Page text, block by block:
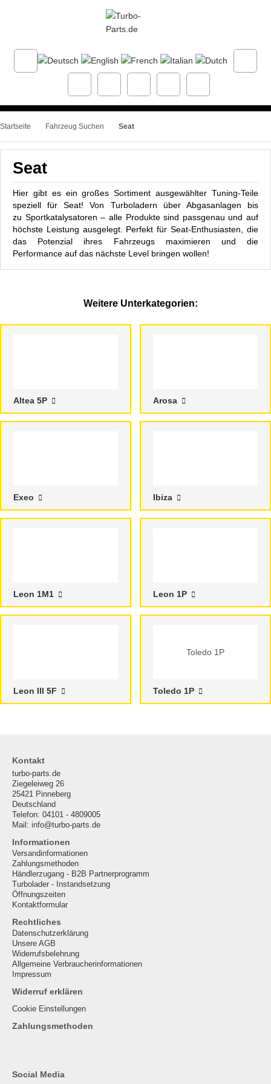
Startseite Fahrzeug Suchen Seat
Seat
Hier gibt es ein großes Sortiment ausgewählter Tuning-Teile
speziell für Seat! Von Turboladern über Abgasanlagen bis
zu Sportkatalysatoren – alle Produkte sind passgenau und auf
höchste Leistung ausgelegt. Perfekt für Seat-Enthusiasten, die
das Potenzial ihres Fahrzeugs maximieren und die
Performance auf das nächste Level bringen wollen!
Weitere Unterkategorien:
Altea 5P Arosa
Exeo Ibiza
Leon 1M1 Leon 1P
Leon III 5F
Toledo 1P
Toledo 1P
Kontakt
turbo-parts.de
Ziegeleiweg 26
25421 Pinneberg
Deutschland
Telefon: 04101 - 4809005
Mail: info@turbo-parts.de
Informationen
Versandinformationen
Zahlungsmethoden
Händlerzugang - B2B Partnerprogramm
Turbolader - Instandsetzung
Öffnungszeiten
Kontaktformular
Rechtliches
Datenschutzerklärung
Unsere AGB
Widerrufsbelehrung
Allgemeine Verbraucherinformationen
Impressum
Widerruf erklären
Cookie Einstellungen
Zahlungsmethoden
Social Media